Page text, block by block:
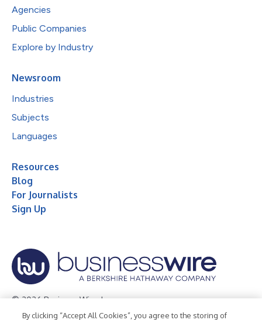
Agencies
Public Companies
Explore by Industry
Newsroom
Industries
Subjects
Languages
Resources
Blog
For Journalists
Sign Up
© 2026 Business Wire, Inc.
By clicking “Accept All Cookies”, you agree to the storing of